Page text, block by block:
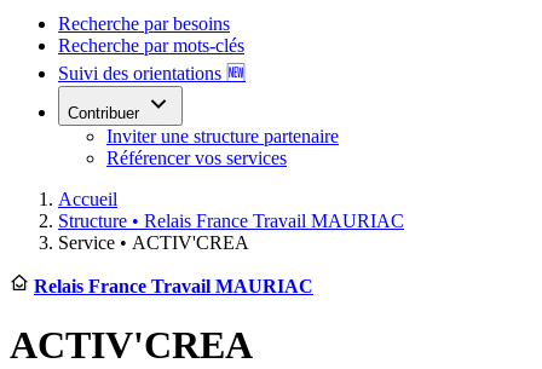
Recherche par besoins
Recherche par mots-clés
Suivi des orientations 🆕
Contribuer
Inviter une structure partenaire
Référencer vos services
Accueil
Structure • Relais France Travail MAURIAC
Service • ACTIV'CREA
Relais France Travail MAURIAC
ACTIV'CREA